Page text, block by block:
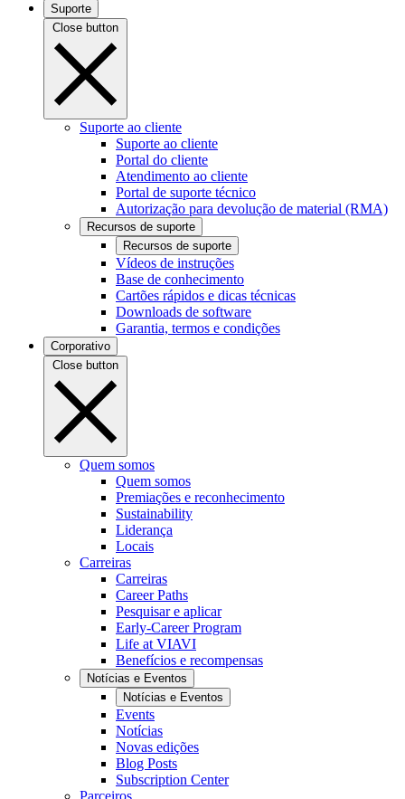
Suporte
Close button
Suporte ao cliente
Suporte ao cliente
Portal do cliente
Atendimento ao cliente
Portal de suporte técnico
Autorização para devolução de material (RMA)
Recursos de suporte
Recursos de suporte
Vídeos de instruções
Base de conhecimento
Cartões rápidos e dicas técnicas
Downloads de software
Garantia, termos e condições
Corporativo
Close button
Quem somos
Quem somos
Premiações e reconhecimento
Sustainability
Liderança
Locais
Carreiras
Carreiras
Career Paths
Pesquisar e aplicar
Early-Career Program
Life at VIAVI
Benefícios e recompensas
Notícias e Eventos
Notícias e Eventos
Events
Notícias
Novas edições
Blog Posts
Subscription Center